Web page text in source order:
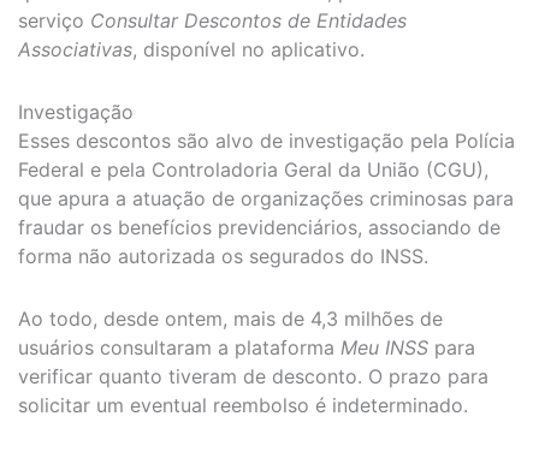
serviço Consultar Descontos de Entidades
Associativas, disponível no aplicativo.
Investigação
Esses descontos são alvo de investigação pela Polícia
Federal e pela Controladoria Geral da União (CGU),
que apura a atuação de organizações criminosas para
fraudar os benefícios previdenciários, associando de
forma não autorizada os segurados do INSS.
Ao todo, desde ontem, mais de 4,3 milhões de
usuários consultaram a plataforma Meu INSS para
verificar quanto tiveram de desconto. O prazo para
solicitar um eventual reembolso é indeterminado.